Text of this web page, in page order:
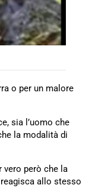
o per un malore
sia l’uomo che
la modalità di
vero però che la
allo stesso